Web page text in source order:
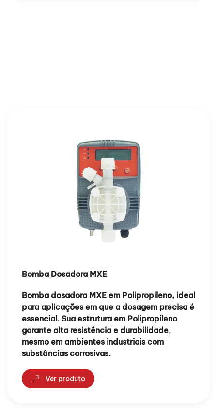
Bomba Dosadora MXE
Bomba dosadora MXE em Polipropileno, ideal
para aplicações em que a dosagem precisa é
essencial. Sua estrutura em Polipropileno
garante alta resistência e durabilidade,
mesmo em ambientes industriais com
substâncias corrosivas.
Ver produto